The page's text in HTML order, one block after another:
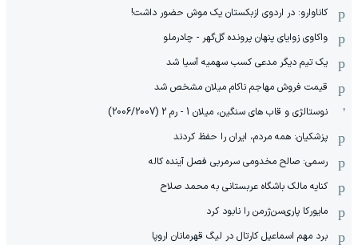
کاناوارو: در اردوی ازبکستان یک موش حضور داشت!
واکاوی زوایای پنهان پرونده گل‌گهر - چادرملو
یک تیم دیگر مدعی کسب سهمیه آسیا شد
قیمت فروش مهاجم ناکام میلان مشخص شد
نوستالژی و قاب های سنگین، میلان 1 - رم 2 (2006/2007)
پزشکیان: همه مردم، ایران را حفظ کردند
رسمی: صالح مخدومی سرمربی فصل آینده کاله
کنایه مالک باشگاه عربستانی به محمد صلاح
مایورکا پاری‌سن‌ژرمن را نابود کرد
برد مهم اسماعیل کارتال در لیگ قهرمانان اروپا